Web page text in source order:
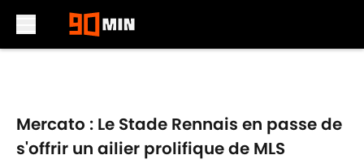
Mercato : Le Stade Rennais en passe de
s'offrir un ailier prolifique de MLS